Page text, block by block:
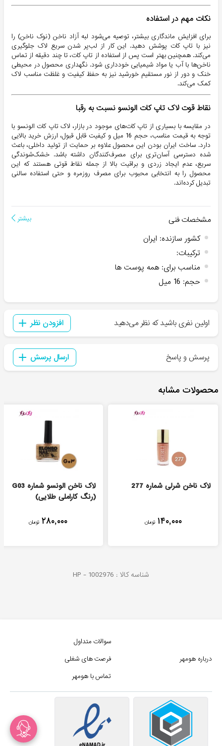
نکات مهم در استفاده
برای افزایش ماندگاری بیشتر، توصیه می‌شود لبه آزاد ناخن (نوک ناخن) را
نیز با تاپ کات پوشش دهید. این کار از لب‌پر شدن سریع لاک جلوگیری
می‌کند. همچنین بهتر است پس از استفاده از تاپ کات، تا چند دقیقه از تماس
ناخن‌ها با آب یا مواد شیمیایی خودداری شود. نگهداری محصول در محیطی
خنک و دور از نور مستقیم خورشید نیز به حفظ کیفیت و غلظت مناسب لاک
کمک می‌کند.
نقاط قوت لاک تاپ کات الونسو نسبت به رقبا
در مقایسه با بسیاری از تاپ کات‌های موجود در بازار، لاک تاپ کات الونسو با
توجه به قیمت مناسب، حجم 16 میل و کیفیت قابل قبول، ارزش خرید بالایی
دارد. ساخت ایران بودن این محصول علاوه بر حمایت از تولید داخلی، باعث
شده دسترسی آسان‌تری برای مصرف‌کنندگان داشته باشد. خشک‌شوندگی
سریع، عدم ایجاد زردی و براقیت بالا از جمله نقاط قوتی هستند که این
محصول را به انتخابی محبوب برای مصرف روزمره و حتی استفاده سالنی
تبدیل کرده‌اند.
مشخصات فنی بیشتر
کشور سازنده: ایران
ترکیبات:
مناسب برای: همه پوست ها
حجم: 16 میل
اولین نفری باشید که نظر می‌دهید افزودن نظر
پرسش و پاسخ ارسال پرسش
محصولات مشابه
لاک ناخن شرلی شماره 277
۱۴۰,۰۰۰ تومان
لاک ناخن الونسو شماره G03
(رنگ کاراملی طلایی)
۲۸۰,۰۰۰ تومان
شناسه کالا : HP - 1002976
درباره هومهر
سوالات متداول
فرصت های شغلی
تماس با هومهر